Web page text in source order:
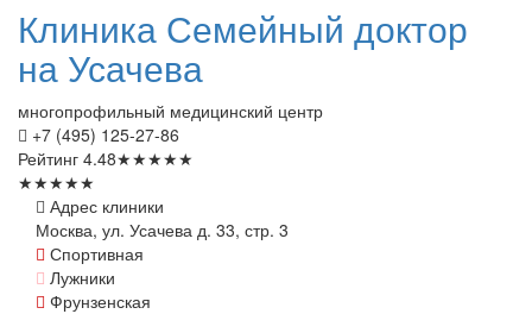
Клиника Семейный доктор
на Усачева
многопрофильный медицинский центр
+7 (495) 125-27-86
Рейтинг 4.48★★★★★
★★★★★
Адрес клиники
Москва, ул. Усачева д. 33, стр. 3
Спортивная
Лужники
Фрунзенская